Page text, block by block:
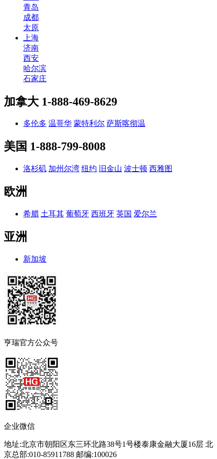
青岛
成都
太原
上海
济南
西安
哈尔滨
石家庄
加拿大 1-888-469-8629
多伦多 温哥华 蒙特利尔 萨斯喀彻温
美国 1-888-799-8008
洛杉矶 加州尔湾 纽约 旧金山 波士顿 西雅图
欧洲
希腊 土耳其 葡萄牙 西班牙 英国 爱尔兰
亚洲
新加坡
亨瑞官方公众号
企业微信
地址:北京市朝阳区东三环北路38号1号楼泰康金融大厦16层 北
京总部:010-85911788 邮编:100026